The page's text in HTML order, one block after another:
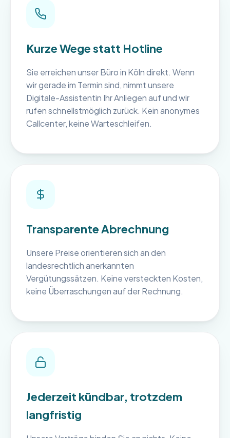
Kurze Wege statt Hotline
Sie erreichen unser Büro in Köln direkt. Wenn
wir gerade im Termin sind, nimmt unsere
Digitale-Assistentin Ihr Anliegen auf und wir
rufen schnellstmöglich zurück. Kein anonymes
Callcenter, keine Warteschleifen.
Transparente Abrechnung
Unsere Preise orientieren sich an den
landesrechtlich anerkannten
Vergütungssätzen. Keine versteckten Kosten,
keine Überraschungen auf der Rechnung.
Jederzeit kündbar, trotzdem
langfristig